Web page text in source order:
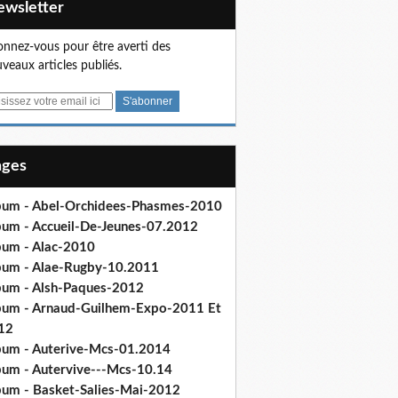
vous pour être averti des
articles publiés.
- Abel-Orchidees-Phasmes-2010
- Accueil-De-Jeunes-07.2012
- Alac-2010
- Alae-Rugby-10.2011
- Alsh-Paques-2012
- Arnaud-Guilhem-Expo-2011 Et
- Auterive-Mcs-01.2014
- Autervive---Mcs-10.14
- Basket-Salies-Mai-2012